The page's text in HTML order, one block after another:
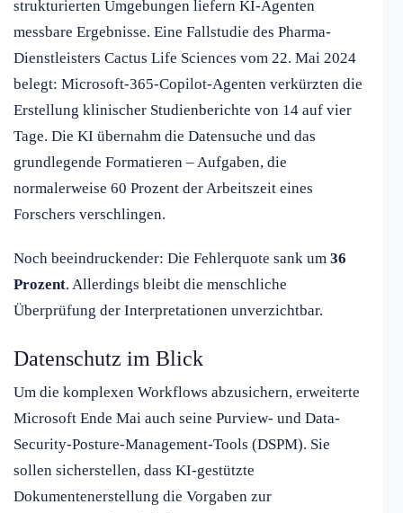
strukturierten Umgebungen liefern KI-Agenten
messbare Ergebnisse. Eine Fallstudie des Pharma-
Dienstleisters Cactus Life Sciences vom 22. Mai 2024
belegt: Microsoft-365-Copilot-Agenten verkürzten die
Erstellung klinischer Studienberichte von 14 auf vier
Tage. Die KI übernahm die Datensuche und das
grundlegende Formatieren – Aufgaben, die
normalerweise 60 Prozent der Arbeitszeit eines
Forschers verschlingen.
Noch beeindruckender: Die Fehlerquote sank um 36
Prozent. Allerdings bleibt die menschliche
Überprüfung der Interpretationen unverzichtbar.
Datenschutz im Blick
Um die komplexen Workflows abzusichern, erweiterte
Microsoft Ende Mai auch seine Purview- und Data-
Security-Posture-Management-Tools (DSPM). Sie
sollen sicherstellen, dass KI-gestützte
Dokumentenerstellung die Vorgaben zur